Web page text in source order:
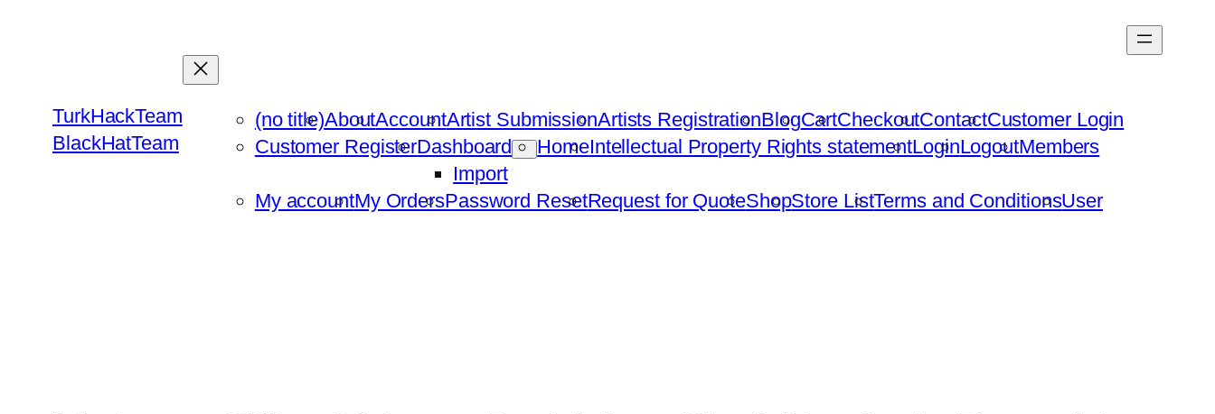
TurkHackTeam
BlackHatTeam
(no title)AboutAccountArtist SubmissionArtists RegistrationBlogCartCheckoutContactCustomer Login
Customer RegisterDashboard
Import
HomeIntellectual Property Rights statementLoginLogoutMembers
My accountMy OrdersPassword ResetRequest for QuoteShopStore ListTerms and ConditionsUser